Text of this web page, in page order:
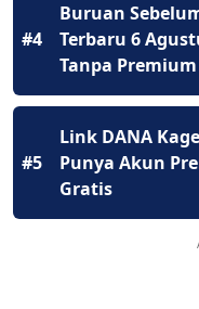
#4
Buruan
Terbaru 6
Tanpa Premium
#5
Link DANA
Punya Akun
Gratis